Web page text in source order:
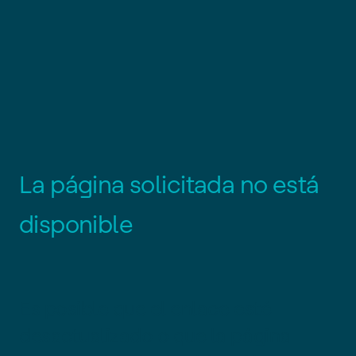
La página solicitada no está
disponible